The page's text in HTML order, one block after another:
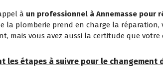
à un professionnel à Annemasse pour
la plomberie prend en charge la réparation,
mais vous avez aussi la certitude que
les étapes à suivre pour le changement